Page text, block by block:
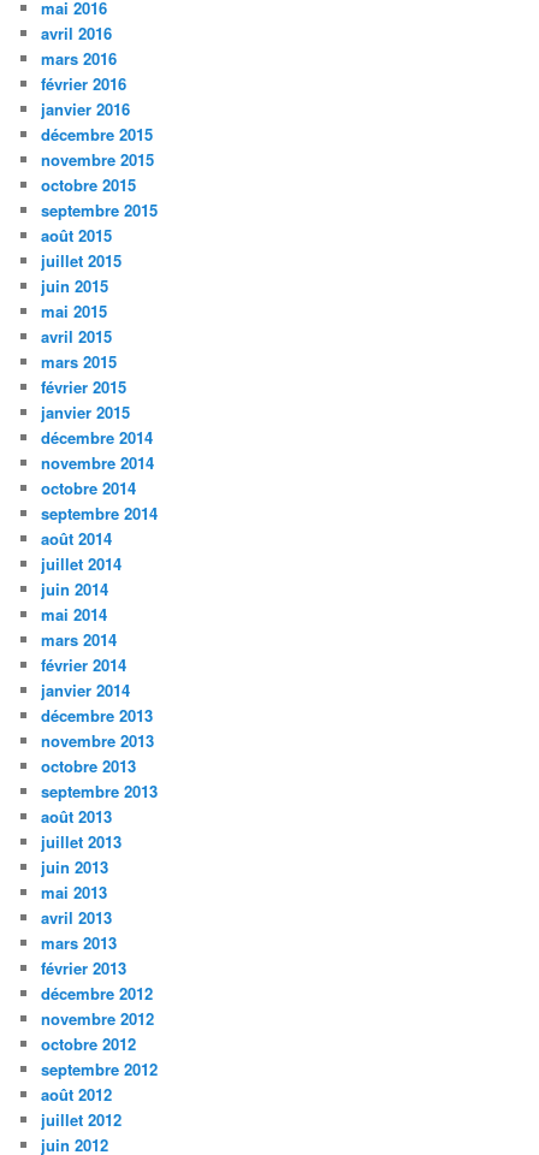
mai 2016
avril 2016
mars 2016
février 2016
janvier 2016
décembre 2015
novembre 2015
octobre 2015
septembre 2015
août 2015
juillet 2015
juin 2015
mai 2015
avril 2015
mars 2015
février 2015
janvier 2015
décembre 2014
novembre 2014
octobre 2014
septembre 2014
août 2014
juillet 2014
juin 2014
mai 2014
mars 2014
février 2014
janvier 2014
décembre 2013
novembre 2013
octobre 2013
septembre 2013
août 2013
juillet 2013
juin 2013
mai 2013
avril 2013
mars 2013
février 2013
décembre 2012
novembre 2012
octobre 2012
septembre 2012
août 2012
juillet 2012
juin 2012